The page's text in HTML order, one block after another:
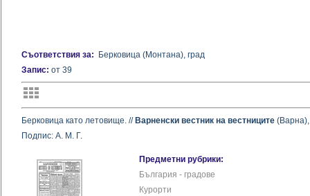
Съответствия за: Берковица (Монтана), град
Запис: от 39
Берковица като летовище. // Варненски вестник на вестниците
Подпис: А. М. Г.
Предметни рубрики:
България - градове
Курорти